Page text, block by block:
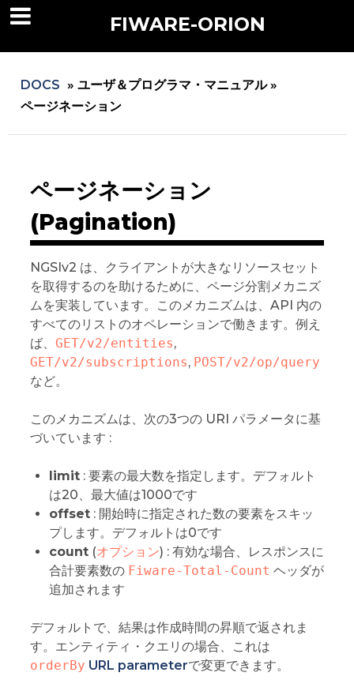
FIWARE-ORION
DOCS » ユーザ＆プログラマ・マニュアル »
ページネーション
ページネーション
(Pagination)
NGSIv2 は、クライアントが大きなリソースセット
を取得するのを助けるために、ページ分割メカニズ
ムを実装しています。このメカニズムは、API 内の
すべてのリストのオペレーションで働きます。例え
ば、 GET/v2/entities,
GET/v2/subscriptions, POST/v2/op/query
など。
このメカニズムは、次の3つの URI パラメータに基
づいています :
limit: 要素の最大数を指定します。デフォルト
は20、最大値は1000です
offset: 開始時に指定された数の要素をスキッ
プします。デフォルトは0です
count(オプション) : 有効な場合、レスポンスに
合計要素数の Fiware-Total-Count ヘッダが
追加されます
デフォルトで、結果は作成時間の昇順で返されま
す。エンティティ・クエリの場合、これは
orderBy URL parameterで変更できます。